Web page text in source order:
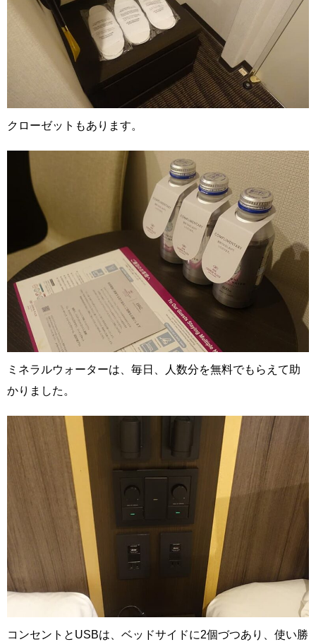
クローゼットもあります。
ミネラルウォーターは、毎日、人数分を無料でもらえて助
かりました。
コンセントとUSBは、ベッドサイドに2個づつあり、使い勝